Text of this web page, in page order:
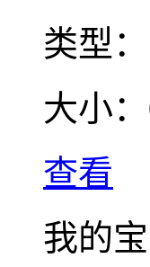
类型：
大小：
查看
我的